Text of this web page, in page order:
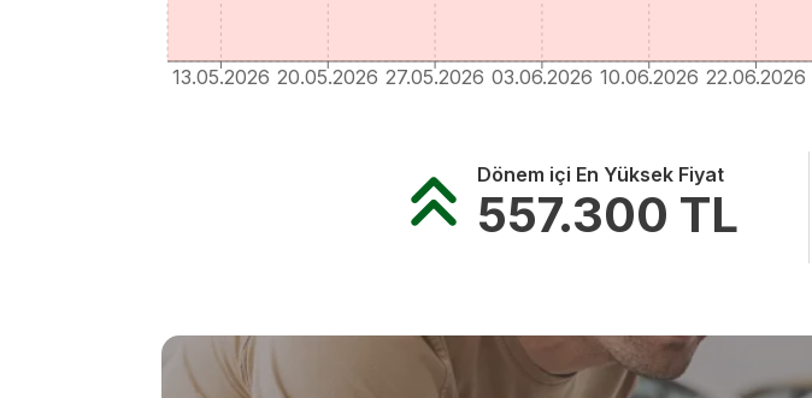
13.05.2026 20.05.2026 27.05.2026 03.06.2026 10.06.2026 22.06.2026
Dönem içi En Yüksek Fiyat
557.300 TL